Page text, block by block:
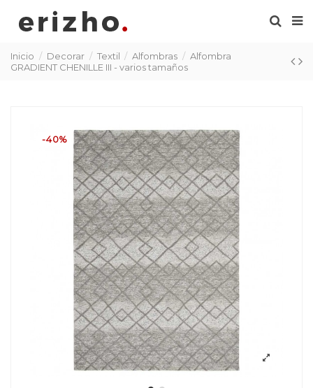
Inicio Decorar Textil Alfombras
Alfombra
GRADIENT CHENILLE III - varios tamaños
-40%